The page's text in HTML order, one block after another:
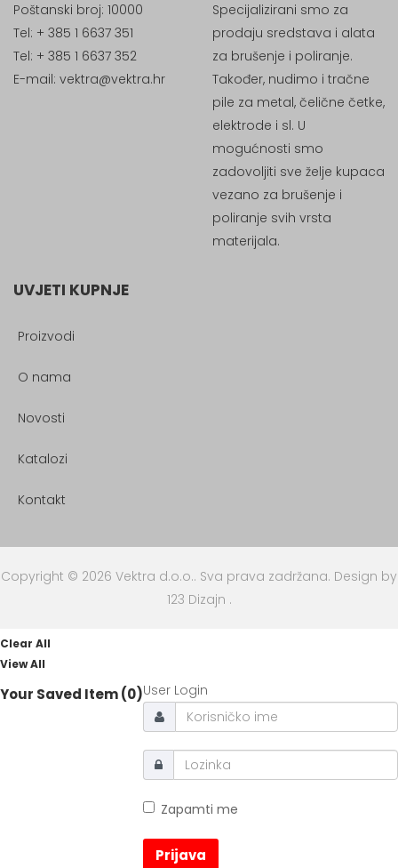
Poštanski broj: 10000
Tel: + 385 1 6637 351
Tel: + 385 1 6637 352
E-mail: vektra@vektra.hr
Specijalizirani smo za
prodaju sredstava i alata
za brušenje i poliranje.
Također, nudimo i tračne
pile za metal, čelične četke,
elektrode i sl. U
mogućnosti smo
zadovoljiti sve želje kupaca
vezano za brušenje i
poliranje svih vrsta
materijala.
UVJETI KUPNJE
Proizvodi
O nama
Novosti
Katalozi
Kontakt
Copyright © 2026 Vektra d.o.o.. Sva prava zadržana. Design by
123 Dizajn .
Clear All
View All
Your Saved Item (0)User Login
Zapamti me